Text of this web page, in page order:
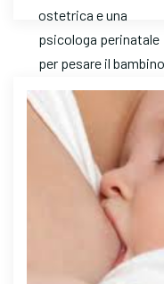
ostetrica e una
psicologa perinatale
per pesare il bambino
e avere risposte a
dom…